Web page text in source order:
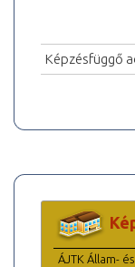
Képzésfüggő
ÁJTK Állam-